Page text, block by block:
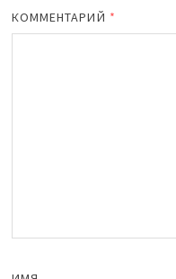
КОММЕНТАРИЙ *